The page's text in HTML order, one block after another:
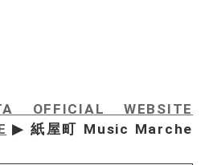
OFFICIAL WEBSITE
▶ 紙屋町 Music Marche